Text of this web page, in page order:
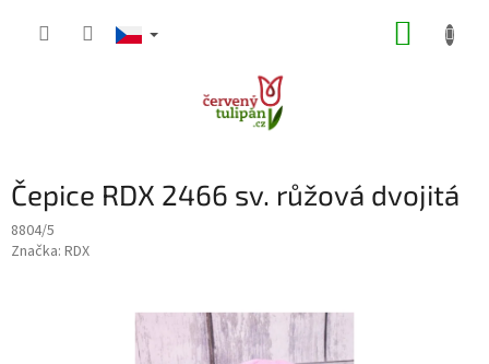
Čepice RDX 2466 sv. růžová dvojitá
8804/5
Značka: RDX